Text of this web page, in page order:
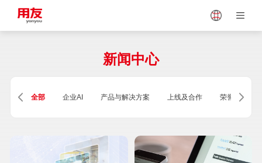
Vietnam
Singapore Malaysia
Thailand
新闻中心
全部 企业AI 产品与解决方案 上线及合作 荣誉及资质